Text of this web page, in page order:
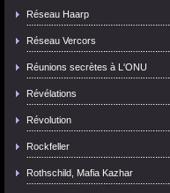
Réseau Haarp
Réseau Vercors
Réunions secrètes à L'ONU
Révélations
Révolution
Rockfeller
Rothschild, Mafia Kazhar